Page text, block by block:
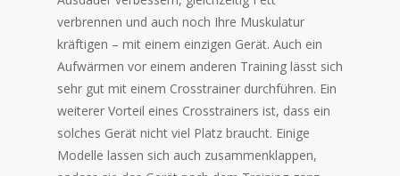
verbrennen und auch noch Ihre Muskulatur
kräftigen – mit einem einzigen Gerät. Auch ein
Aufwärmen vor einem anderen Training lässt sich
sehr gut mit einem Crosstrainer durchführen. Ein
weiterer Vorteil eines Crosstrainers ist, dass ein
solches Gerät nicht viel Platz braucht. Einige
Modelle lassen sich auch zusammenklappen,